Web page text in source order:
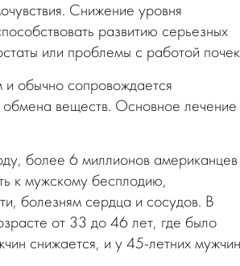
Снижение уровня
развитию серьезных
или проблемы с работой
обычно сопровождается
обмена веществ. Основное
более 6 миллионов американцев
к мужскому бесплодию,
болезням сердца и сосудов. В
от 33 до 46 лет, где было
снижается, и у 45-летних мужчин